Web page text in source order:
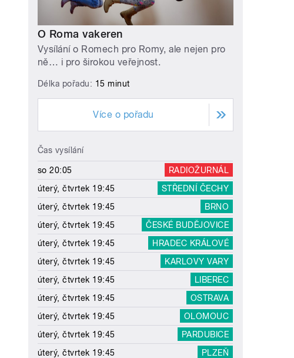
O Roma vakeren
Vysílání o Romech pro Romy, ale nejen pro
ně… i pro širokou veřejnost.
Délka pořadu: 15 minut
Více o pořadu
Čas vysílání
so 20:05
RADIOŽURNÁL
úterý, čtvrtek 19:45
STŘEDNÍ ČECHY
úterý, čtvrtek 19:45
BRNO
úterý, čtvrtek 19:45
ČESKÉ BUDĚJOVICE
úterý, čtvrtek 19:45
HRADEC KRÁLOVÉ
úterý, čtvrtek 19:45
KARLOVY VARY
úterý, čtvrtek 19:45
LIBEREC
úterý, čtvrtek 19:45
OSTRAVA
úterý, čtvrtek 19:45
OLOMOUC
úterý, čtvrtek 19:45
PARDUBICE
úterý, čtvrtek 19:45
PLZEŇ